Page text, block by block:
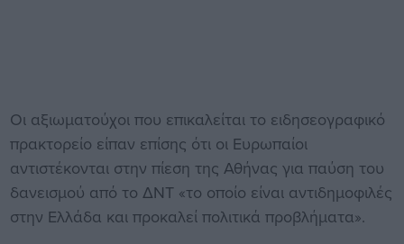
Οι αξιωματούχοι που επικαλείται το ειδησεογραφικό
πρακτορείο είπαν επίσης ότι οι Ευρωπαίοι
αντιστέκονται στην πίεση της Αθήνας για παύση του
δανεισμού από το ΔΝΤ «το οποίο είναι αντιδημοφιλές
στην Ελλάδα και προκαλεί πολιτικά προβλήματα».